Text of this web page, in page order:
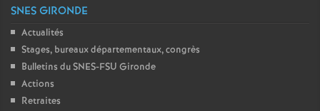
SNES GIRONDE
Actualités
Stages, bureaux départementaux, congrès
Bulletins du SNES-FSU Gironde
Actions
Retraites